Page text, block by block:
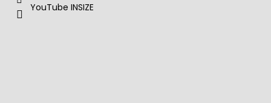
YouTube INSIZE